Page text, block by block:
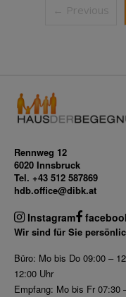
← Previous
Rennweg 12
6020 Innsbruck
Tel. +43 512 587869
hdb.office@dibk.at
Instagram
Wir sind für Sie
Büro: Mo bis Do 09:00 –
12:00 Uhr
Empfang: Mo bis Fr 07:30